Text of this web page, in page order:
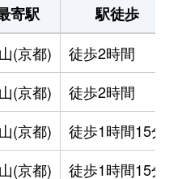
寄駅
駅徒歩
(京都)
徒歩2時間
(京都)
徒歩2時間
(京都)
徒歩1時間15分
(京都)
徒歩1時間15分